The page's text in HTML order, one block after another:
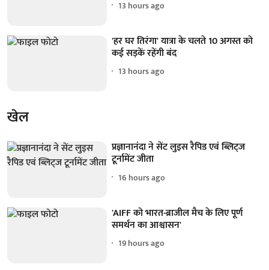
13 hours ago
'हर घर तिरंगा' यात्रा के चलते 10 अगस्त को
कई सड़कें रहेंगी बंद
13 hours ago
खेल
प्रज्ञानानंदा ने सेंट लुइस रैपिड एवं ब्लिट्ज
टूर्नामेंट जीता
16 hours ago
'AIFF को भारत-ब्राजील मैच के लिए पूर्ण
समर्थन का आश्वासन'
19 hours ago